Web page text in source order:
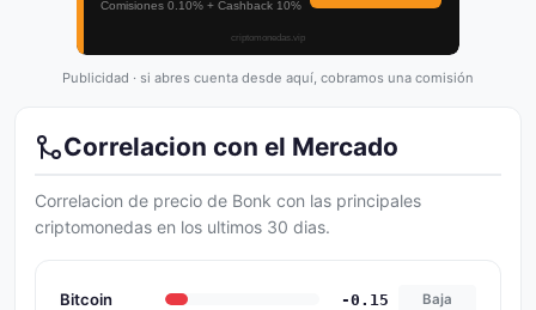
Publicidad · si abres cuenta desde aquí, cobramos una comisión
Correlacion con el Mercado
Correlacion de precio de Bonk con las principales
criptomonedas en los ultimos 30 dias.
Bitcoin -0.15 Baja